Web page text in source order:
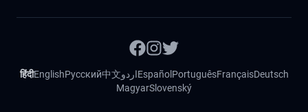
हिंदीEnglishРусский中文اردوEspañol PortuguêsFrançaisDeutsch
MagyarSlovenský